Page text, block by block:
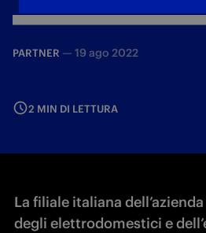
PARTNER — 19 ago 2022
2 MIN DI LETTURA
La filiale italiana
degli elettrodomestici e